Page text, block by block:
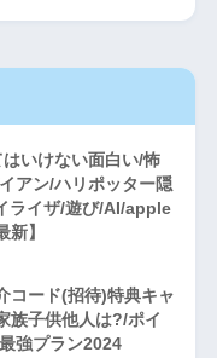
いけない面白い/怖
アン/ハリポッター隠
ライザ/遊び/AI/apple
】
コード(招待)特典キャ
族子供他人は?/ポイ
強プラン2024